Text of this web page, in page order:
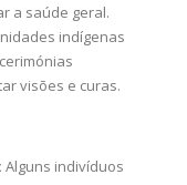
a saúde geral.
indígenas
visões e curas.
Alguns indivíduos